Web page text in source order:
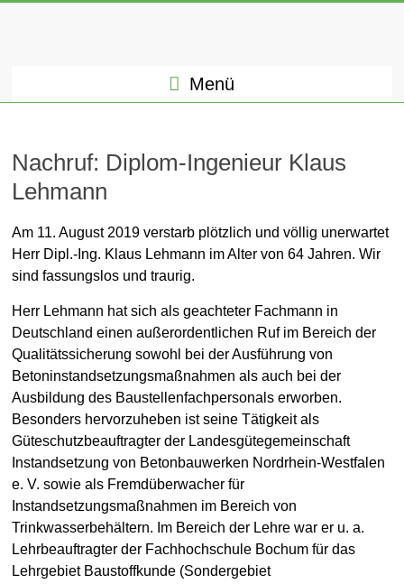
Menü
Nachruf: Diplom-Ingenieur Klaus
Lehmann
Dr. Hans-Joachim Keck Allgemein
28. August 2019
Am 11. August 2019 verstarb plötzlich und völlig unerwartet
Herr Dipl.-Ing. Klaus Lehmann im Alter von 64 Jahren. Wir
sind fassungslos und traurig.
Herr Lehmann hat sich als geachteter Fachmann in
Deutschland einen außerordentlichen Ruf im Bereich der
Qualitätssicherung sowohl bei der Ausführung von
Betoninstandsetzungsmaßnahmen als auch bei der
Ausbildung des Baustellenfachpersonals erworben.
Besonders hervorzuheben ist seine Tätigkeit als
Güteschutzbeauftragter der Landesgütegemeinschaft
Instandsetzung von Betonbauwerken Nordrhein-Westfalen
e. V. sowie als Fremdüberwacher für
Instandsetzungsmaßnahmen im Bereich von
Trinkwasserbehältern. Im Bereich der Lehre war er u. a.
Lehrbeauftragter der Fachhochschule Bochum für das
Lehrgebiet Baustoffkunde (Sondergebiet